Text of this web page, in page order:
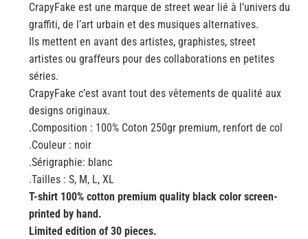
CrapyFake est une marque de street wear lié à l’univers du
graffiti, de l’art urbain et des musiques alternatives.
Ils mettent en avant des artistes, graphistes, street
artistes ou graffeurs pour des collaborations en petites
séries.
CrapyFake c’est avant tout des vêtements de qualité aux
designs originaux.
.Composition : 100% Coton 250gr premium, renfort de col
.Couleur : noir
.Sérigraphie: blanc
.Tailles : S, M, L, XL
T-shirt 100% cotton premium quality black color screen-
printed by hand.
Limited edition of 30 pieces.